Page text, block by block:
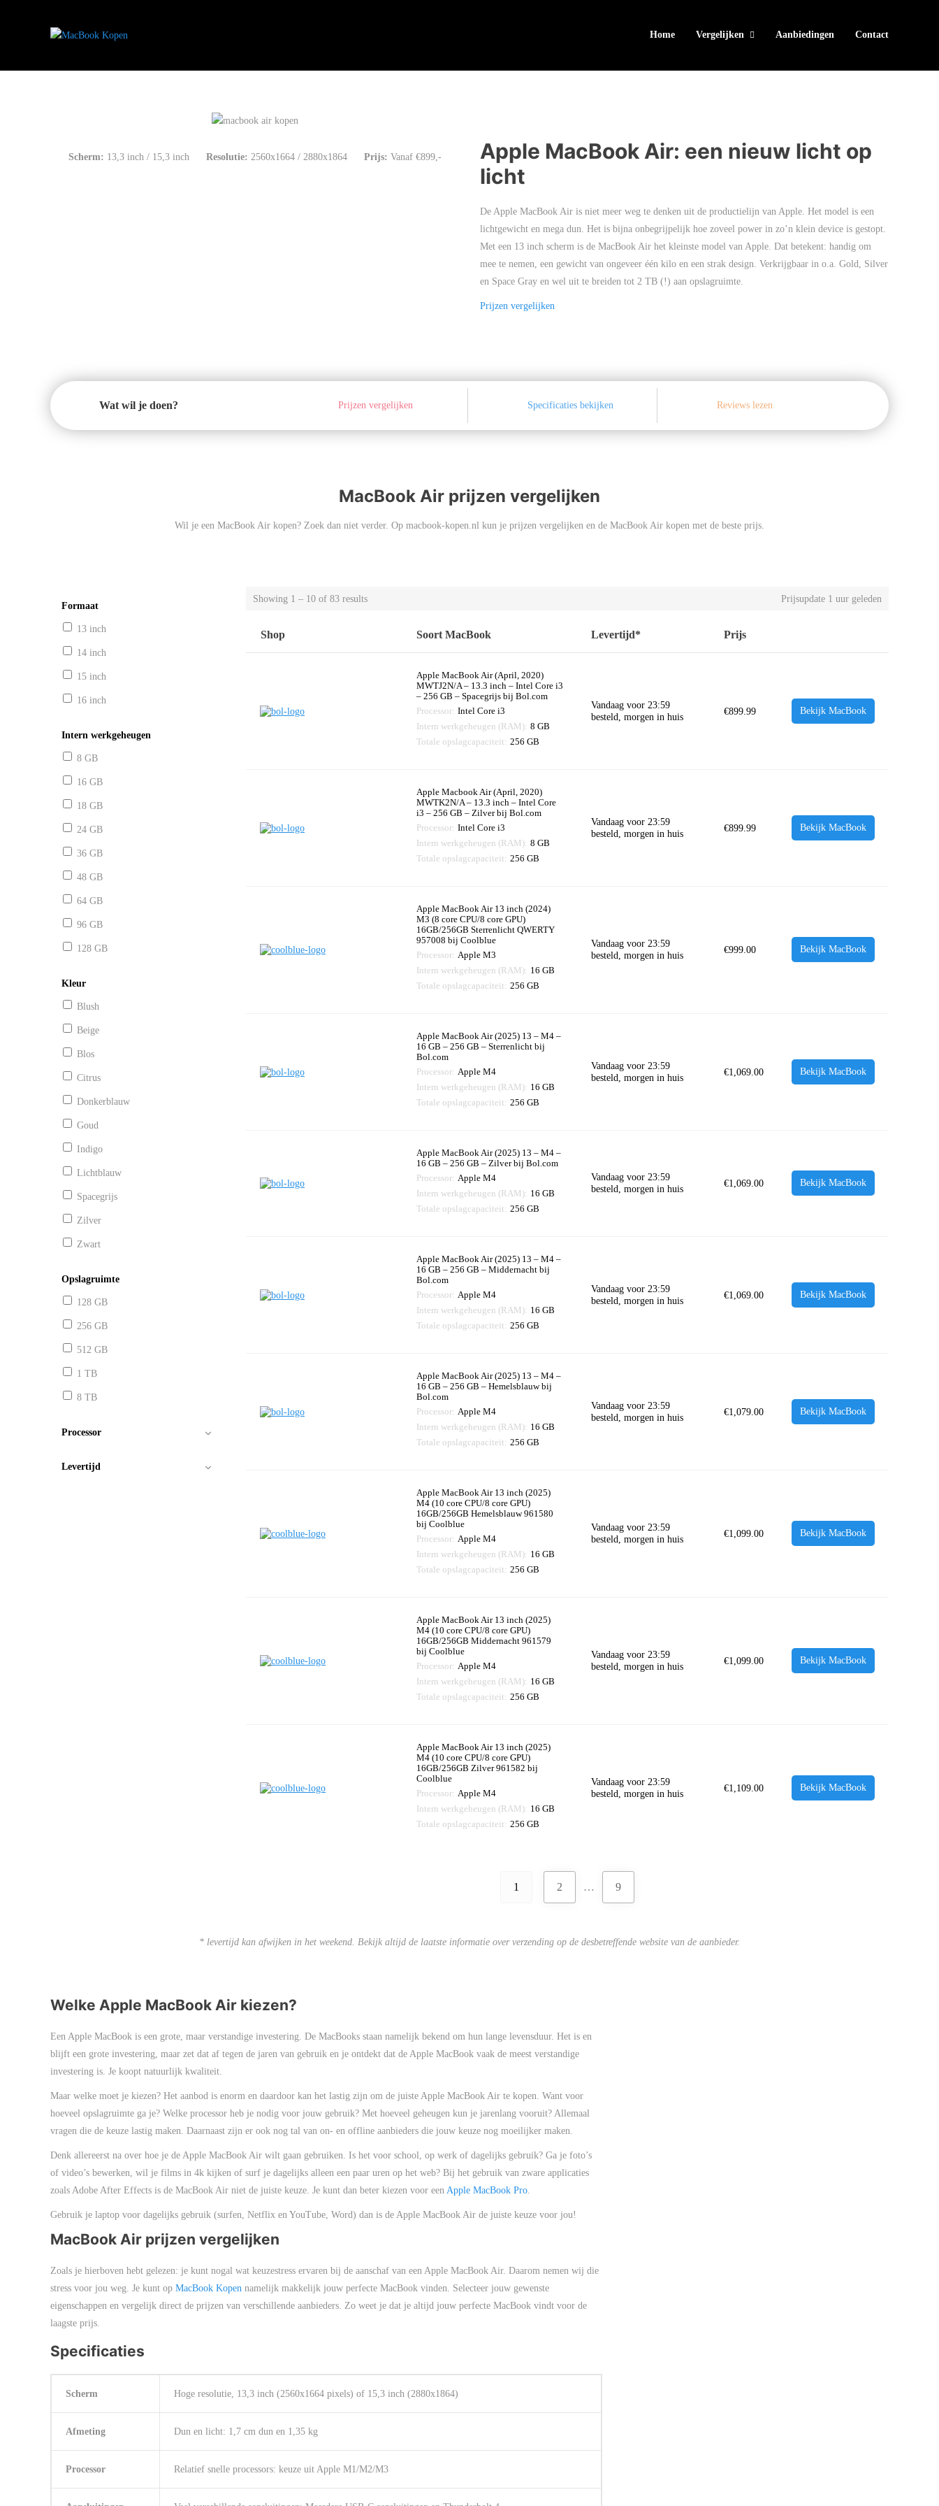
Home Vergelijken Aanbiedingen Contact
Scherm: 13,3 inch / 15,3 inch Resolutie: 2560x1664 / 2880x1864 Prijs: Vanaf €899,-
Apple MacBook Air: een nieuw licht op
licht
De Apple MacBook Air is niet meer weg te denken uit de productielijn van Apple. Het model is een
lichtgewicht en mega dun. Het is bijna onbegrijpelijk hoe zoveel power in zo’n klein device is gestopt.
Met een 13 inch scherm is de MacBook Air het kleinste model van Apple. Dat betekent: handig om
mee te nemen, een gewicht van ongeveer één kilo en een strak design. Verkrijgbaar in o.a. Gold, Silver
en Space Gray en wel uit te breiden tot 2 TB (!) aan opslagruimte.
Prijzen vergelijken
Wat wil je doen? Prijzen vergelijken Specificaties bekijken Reviews lezen
MacBook Air prijzen vergelijken
Wil je een MacBook Air kopen? Zoek dan niet verder. Op macbook-kopen.nl kun je prijzen vergelijken en de MacBook Air kopen met de beste prijs.
Formaat
13 inch
14 inch
15 inch
16 inch
Intern werkgeheugen
8 GB
16 GB
18 GB
24 GB
36 GB
48 GB
64 GB
96 GB
128 GB
Kleur
Blush
Beige
Blos
Citrus
Donkerblauw
Goud
Indigo
Lichtblauw
Spacegrijs
Zilver
Zwart
Opslagruimte
128 GB
256 GB
512 GB
1 TB
8 TB
Processor
Levertijd
Showing 1 – 10 of 83 results Prijsupdate 1 uur geleden
Shop Soort MacBook Levertijd* Prijs
Apple MacBook Air (April, 2020)
MWTJ2N/A – 13.3 inch – Intel Core i3
– 256 GB – Spacegrijs bij Bol.com
Processor: Intel Core i3
Intern werkgeheugen (RAM): 8 GB
Totale opslagcapaciteit: 256 GB
Vandaag voor 23:59
besteld, morgen in huis
€899.99 Bekijk MacBook
Apple Macbook Air (April, 2020)
MWTK2N/A – 13.3 inch – Intel Core
i3 – 256 GB – Zilver bij Bol.com
Processor: Intel Core i3
Intern werkgeheugen (RAM): 8 GB
Totale opslagcapaciteit: 256 GB
Vandaag voor 23:59
besteld, morgen in huis
€899.99 Bekijk MacBook
Apple MacBook Air 13 inch (2024)
M3 (8 core CPU/8 core GPU)
16GB/256GB Sterrenlicht QWERTY
957008 bij Coolblue
Processor: Apple M3
Intern werkgeheugen (RAM): 16 GB
Totale opslagcapaciteit: 256 GB
Vandaag voor 23:59
besteld, morgen in huis
€999.00 Bekijk MacBook
Apple MacBook Air (2025) 13 – M4 –
16 GB – 256 GB – Sterrenlicht bij
Bol.com
Processor: Apple M4
Intern werkgeheugen (RAM): 16 GB
Totale opslagcapaciteit: 256 GB
Vandaag voor 23:59
besteld, morgen in huis
€1,069.00 Bekijk MacBook
Apple MacBook Air (2025) 13 – M4 –
16 GB – 256 GB – Zilver bij Bol.com
Processor: Apple M4
Intern werkgeheugen (RAM): 16 GB
Totale opslagcapaciteit: 256 GB
Vandaag voor 23:59
besteld, morgen in huis
€1,069.00 Bekijk MacBook
Apple MacBook Air (2025) 13 – M4 –
16 GB – 256 GB – Middernacht bij
Bol.com
Processor: Apple M4
Intern werkgeheugen (RAM): 16 GB
Totale opslagcapaciteit: 256 GB
Vandaag voor 23:59
besteld, morgen in huis
€1,069.00 Bekijk MacBook
Apple MacBook Air (2025) 13 – M4 –
16 GB – 256 GB – Hemelsblauw bij
Bol.com
Processor: Apple M4
Intern werkgeheugen (RAM): 16 GB
Totale opslagcapaciteit: 256 GB
Vandaag voor 23:59
besteld, morgen in huis
€1,079.00 Bekijk MacBook
Apple MacBook Air 13 inch (2025)
M4 (10 core CPU/8 core GPU)
16GB/256GB Hemelsblauw 961580
bij Coolblue
Processor: Apple M4
Intern werkgeheugen (RAM): 16 GB
Totale opslagcapaciteit: 256 GB
Vandaag voor 23:59
besteld, morgen in huis
€1,099.00 Bekijk MacBook
Apple MacBook Air 13 inch (2025)
M4 (10 core CPU/8 core GPU)
16GB/256GB Middernacht 961579
bij Coolblue
Processor: Apple M4
Intern werkgeheugen (RAM): 16 GB
Totale opslagcapaciteit: 256 GB
Vandaag voor 23:59
besteld, morgen in huis
€1,099.00 Bekijk MacBook
Apple MacBook Air 13 inch (2025)
M4 (10 core CPU/8 core GPU)
16GB/256GB Zilver 961582 bij
Coolblue
Processor: Apple M4
Intern werkgeheugen (RAM): 16 GB
Totale opslagcapaciteit: 256 GB
Vandaag voor 23:59
besteld, morgen in huis
€1,109.00 Bekijk MacBook
1 2 … 9
* levertijd kan afwijken in het weekend. Bekijk altijd de laatste informatie over verzending op de desbetreffende website van de aanbieder.
Welke Apple MacBook Air kiezen?
Een Apple MacBook is een grote, maar verstandige investering. De MacBooks staan namelijk bekend om hun lange levensduur. Het is en
blijft een grote investering, maar zet dat af tegen de jaren van gebruik en je ontdekt dat de Apple MacBook vaak de meest verstandige
investering is. Je koopt natuurlijk kwaliteit.
Maar welke moet je kiezen? Het aanbod is enorm en daardoor kan het lastig zijn om de juiste Apple MacBook Air te kopen. Want voor
hoeveel opslagruimte ga je? Welke processor heb je nodig voor jouw gebruik? Met hoeveel geheugen kun je jarenlang vooruit? Allemaal
vragen die de keuze lastig maken. Daarnaast zijn er ook nog tal van on- en offline aanbieders die jouw keuze nog moeilijker maken.
Denk allereerst na over hoe je de Apple MacBook Air wilt gaan gebruiken. Is het voor school, op werk of dagelijks gebruik? Ga je foto’s
of video’s bewerken, wil je films in 4k kijken of surf je dagelijks alleen een paar uren op het web? Bij het gebruik van zware applicaties
zoals Adobe After Effects is de MacBook Air niet de juiste keuze. Je kunt dan beter kiezen voor een Apple MacBook Pro.
Gebruik je laptop voor dagelijks gebruik (surfen, Netflix en YouTube, Word) dan is de Apple MacBook Air de juiste keuze voor jou!
MacBook Air prijzen vergelijken
Zoals je hierboven hebt gelezen: je kunt nogal wat keuzestress ervaren bij de aanschaf van een Apple MacBook Air. Daarom nemen wij die
stress voor jou weg. Je kunt op MacBook Kopen namelijk makkelijk jouw perfecte MacBook vinden. Selecteer jouw gewenste
eigenschappen en vergelijk direct de prijzen van verschillende aanbieders. Zo weet je dat je altijd jouw perfecte MacBook vindt voor de
laagste prijs.
Specificaties
Scherm Hoge resolutie, 13,3 inch (2560x1664 pixels) of 15,3 inch (2880x1864)
Afmeting Dun en licht: 1,7 cm dun en 1,35 kg
Processor Relatief snelle processors: keuze uit Apple M1/M2/M3